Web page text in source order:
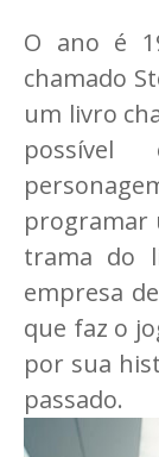
O ano é
chamado
um livro
programar
trama do
empresa
que faz o
por sua
passado.